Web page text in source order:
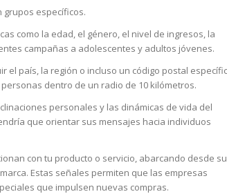
específicos.
como la edad, el género, el nivel de ingresos, la
campañas a adolescentes y adultos jóvenes.
el país, la región o incluso un código postal
dentro de un radio de 10 kilómetros.
personales y las dinámicas de vida del
que orientar sus mensajes hacia individuos
con tu producto o servicio, abarcando desde
Estas señales permiten que las empresas
que impulsen nuevas compras.